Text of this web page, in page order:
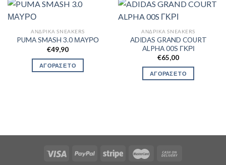
ΑΝΔΡΙΚΆ SNEAKERS
PUMA SMASH 3.0 ΜΑΥΡΟ
€49,90
ΑΓΟΡΑΣΕ ΤΟ
ΑΝΔΡΙΚΆ SNEAKERS
ADIDAS GRAND COURT
ALPHA 00S ΓΚΡΙ
€65,00
ΑΓΟΡΑΣΕ ΤΟ